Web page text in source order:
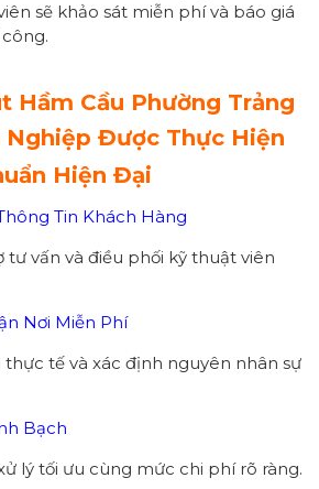
sẽ khảo sát miễn phí và báo giá
Hầm Cầu Phường Trảng
Nghiệp Được Thực Hiện
Hiện Đại
Tin Khách Hàng
tư vấn và điều phối kỹ thuật viên
Nơi Miễn Phí
tế và xác định nguyên nhân sự
Bạch
lý tối ưu cùng mức chi phí rõ ràng.